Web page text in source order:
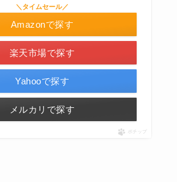
＼タイムセール／
Amazonで探す
楽天市場で探す
Yahooで探す
メルカリで探す
ポチップ